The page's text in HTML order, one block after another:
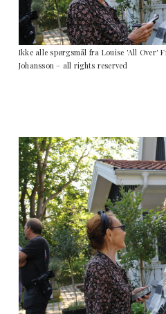
Ikke alle spørgsmål fra Louise 'All Over'
Johansson – all rights reserved